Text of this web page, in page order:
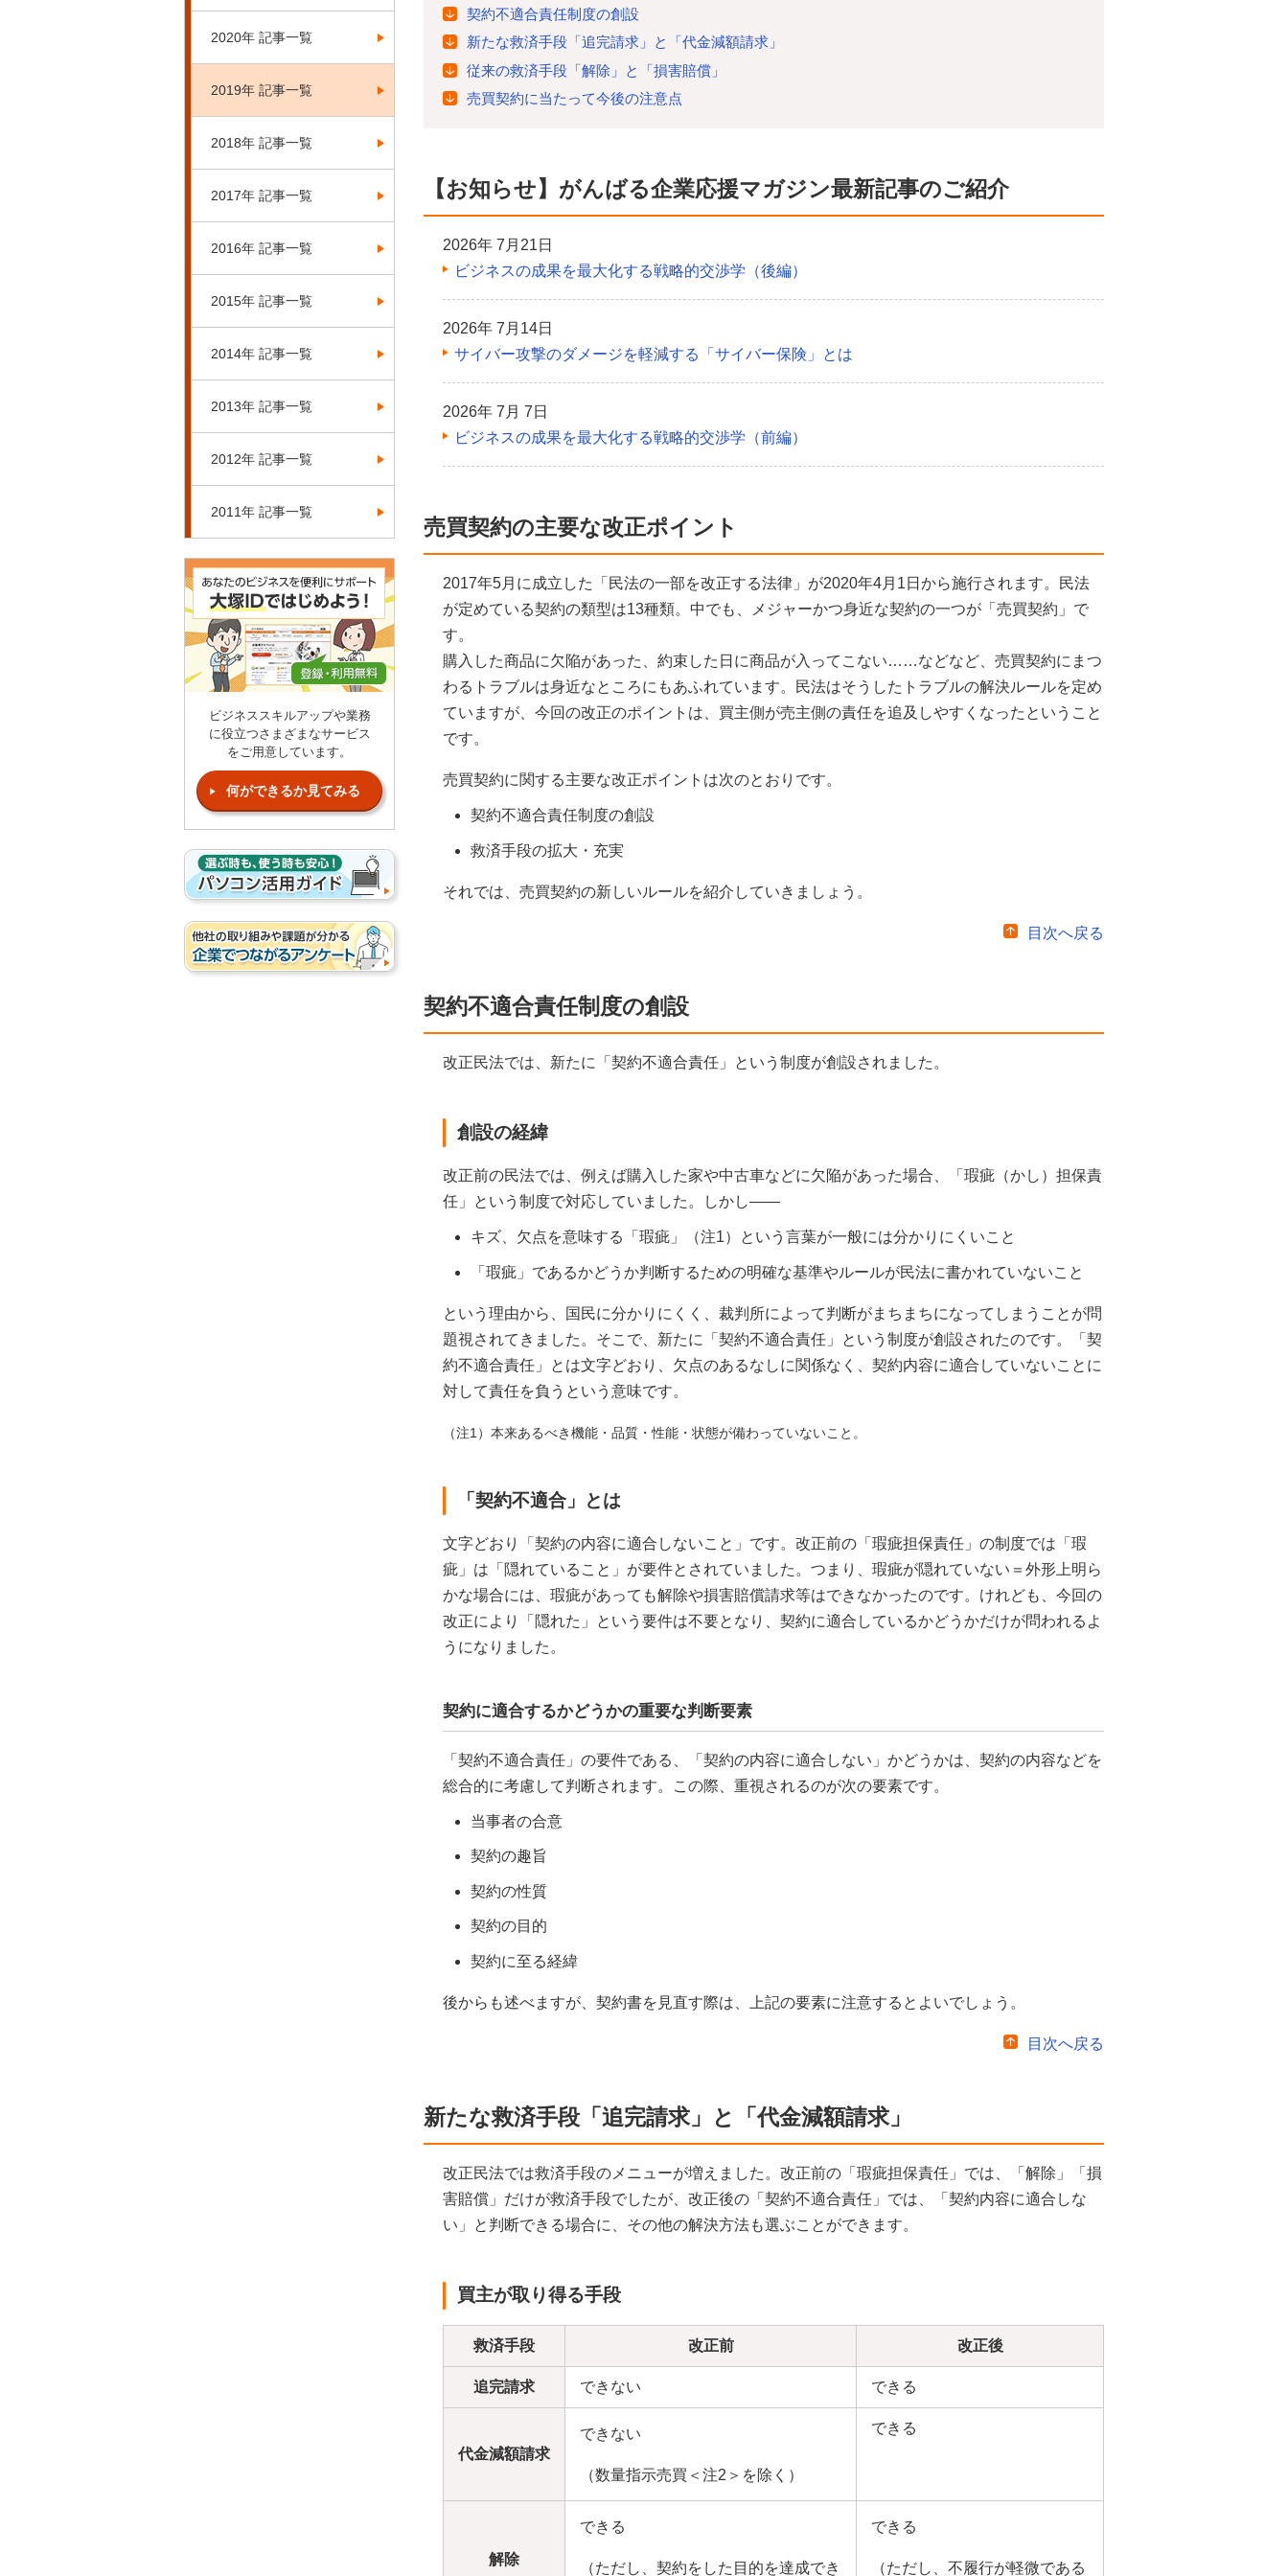
契約不適合責任制度の創設
新たな救済手段「追完請求」と「代金減額請求」
従来の救済手段「解除」と「損害賠償」
売買契約に当たって今後の注意点
【お知らせ】がんばる企業応援マガジン最新記事のご紹介
2026年 7月21日
ビジネスの成果を最大化する戦略的交渉学（後編）
2026年 7月14日
サイバー攻撃のダメージを軽減する「サイバー保険」とは
2026年 7月 7日
ビジネスの成果を最大化する戦略的交渉学（前編）
売買契約の主要な改正ポイント
2017年5月に成立した「民法の一部を改正する法律」が2020年4月1日から施行されます。民法
が定めている契約の類型は13種類。中でも、メジャーかつ身近な契約の一つが「売買契約」で
す。
購入した商品に欠陥があった、約束した日に商品が入ってこない……などなど、売買契約にまつ
わるトラブルは身近なところにもあふれています。民法はそうしたトラブルの解決ルールを定め
ていますが、今回の改正のポイントは、買主側が売主側の責任を追及しやすくなったということ
です。
売買契約に関する主要な改正ポイントは次のとおりです。
契約不適合責任制度の創設
救済手段の拡大・充実
それでは、売買契約の新しいルールを紹介していきましょう。
目次へ戻る
契約不適合責任制度の創設
改正民法では、新たに「契約不適合責任」という制度が創設されました。
創設の経緯
改正前の民法では、例えば購入した家や中古車などに欠陥があった場合、「瑕疵（かし）担保責
任」という制度で対応していました。しかし――
キズ、欠点を意味する「瑕疵」（注1）という言葉が一般には分かりにくいこと
「瑕疵」であるかどうか判断するための明確な基準やルールが民法に書かれていないこと
という理由から、国民に分かりにくく、裁判所によって判断がまちまちになってしまうことが問
題視されてきました。そこで、新たに「契約不適合責任」という制度が創設されたのです。「契
約不適合責任」とは文字どおり、欠点のあるなしに関係なく、契約内容に適合していないことに
対して責任を負うという意味です。
（注1）本来あるべき機能・品質・性能・状態が備わっていないこと。
「契約不適合」とは
文字どおり「契約の内容に適合しないこと」です。改正前の「瑕疵担保責任」の制度では「瑕
疵」は「隠れていること」が要件とされていました。つまり、瑕疵が隠れていない＝外形上明ら
かな場合には、瑕疵があっても解除や損害賠償請求等はできなかったのです。けれども、今回の
改正により「隠れた」という要件は不要となり、契約に適合しているかどうかだけが問われるよ
うになりました。
契約に適合するかどうかの重要な判断要素
「契約不適合責任」の要件である、「契約の内容に適合しない」かどうかは、契約の内容などを
総合的に考慮して判断されます。この際、重視されるのが次の要素です。
当事者の合意
契約の趣旨
契約の性質
契約の目的
契約に至る経緯
後からも述べますが、契約書を見直す際は、上記の要素に注意するとよいでしょう。
目次へ戻る
新たな救済手段「追完請求」と「代金減額請求」
改正民法では救済手段のメニューが増えました。改正前の「瑕疵担保責任」では、「解除」「損
害賠償」だけが救済手段でしたが、改正後の「契約不適合責任」では、「契約内容に適合しな
い」と判断できる場合に、その他の解決方法も選ぶことができます。
買主が取り得る手段
救済手段 改正前 改正後
追完請求 できない できる
代金減額請求
できない
（数量指示売買＜注2＞を除く）
できる
解除
できる
（ただし、契約をした目的を達成でき
できる
（ただし、不履行が軽微である
2020年 記事一覧
2019年 記事一覧
2018年 記事一覧
2017年 記事一覧
2016年 記事一覧
2015年 記事一覧
2014年 記事一覧
2013年 記事一覧
2012年 記事一覧
2011年 記事一覧
ビジネススキルアップや業務
に役立つさまざまなサービス
をご用意しています。
何ができるか見てみる